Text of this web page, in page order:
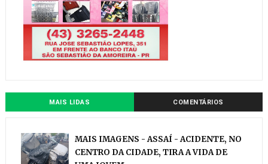
MAIS LIDAS COMENTÁRIOS
MAIS IMAGENS - ASSAÍ - ACIDENTE, NO
CENTRO DA CIDADE, TIRA A VIDA DE